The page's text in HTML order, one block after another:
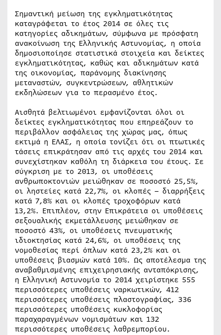
Σημαντική μείωση της εγκληματικότητας
καταγράφεται το έτος 2014 σε όλες τις
κατηγορίες αδικημάτων, σύμφωνα με πρόσφατη
ανακοίνωση της Ελληνικής Αστυνομίας, η οποία
δημοσιοποίησε στατιστικά στοιχεία και δείκτες
εγκληματικότητας, καθώς και αδικημάτων κατά
της οικονομίας, παράνομης διακίνησης
μεταναστών, συγκεντρώσεων, αθλητικών
εκδηλώσεων για το περασμένο έτος.
Αισθητά βελτιωμένοι εμφανίζονται όλοι οι
δείκτες εγκληματικότητας που επηρεάζουν το
περιβάλλον ασφάλειας της χώρας μας, όπως
εκτιμά η ΕΛΑΣ, η οποία τονίζει ότι οι πτωτικές
τάσεις επικράτησαν από τις αρχές του 2014 και
συνεχίστηκαν καθόλη τη διάρκεια του έτους. Σε
σύγκριση με το 2013, οι υποθέσεις
ανθρωποκτονιών μειώθηκαν σε ποσοστό 25,5%,
οι ληστείες κατά 22,7%, οι κλοπές – διαρρήξεις
κατά 7,8% και οι κλοπές τροχοφόρων κατά
13,2%. Επιπλέον, στην Επικράτεια οι υποθέσεις
σεξουαλικής εκμετάλλευσης μειώθηκαν σε
ποσοστό 43%, οι υποθέσεις πνευματικής
ιδιοκτησίας κατά 24,6%, οι υποθέσεις της
νομοθεσίας περί όπλων κατά 23,2% και οι
υποθέσεις βιασμών κατά 10%. Ως αποτέλεσμα της
αναβαθμισμένης επιχειρησιακής ανταπόκρισης,
η Ελληνική Αστυνομία το 2014 χειρίστηκε 555
περισσότερες υποθέσεις ναρκωτικών, 412
περισσότερες υποθέσεις πλαστογραφίας, 336
περισσότερες υποθέσεις κυκλοφορίας
παραχαραγμένων νομισμάτων και 132
περισσότερες υποθέσεις λαθρεμπορίου.